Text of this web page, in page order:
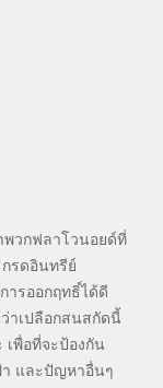
พวกฟลาโวนอยด์ที่
รดอินทรีย์
ารออกฤทธิ์ได้ดี
าเปลือกสนสกัดนี้
เพื่อที่จะป้องกัน
า และปัญหาอื่นๆ